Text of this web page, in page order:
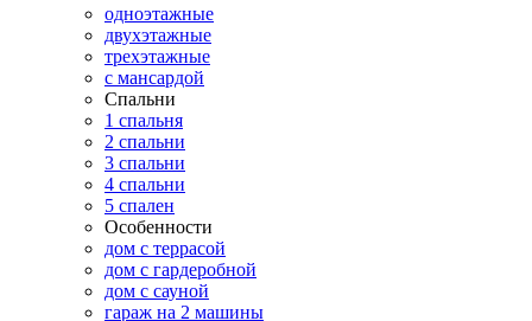
одноэтажные
двухэтажные
трехэтажные
с мансардой
Спальни
1 спальня
2 спальни
3 спальни
4 спальни
5 спален
Особенности
дом с террасой
дом с гардеробной
дом с сауной
гараж на 2 машины